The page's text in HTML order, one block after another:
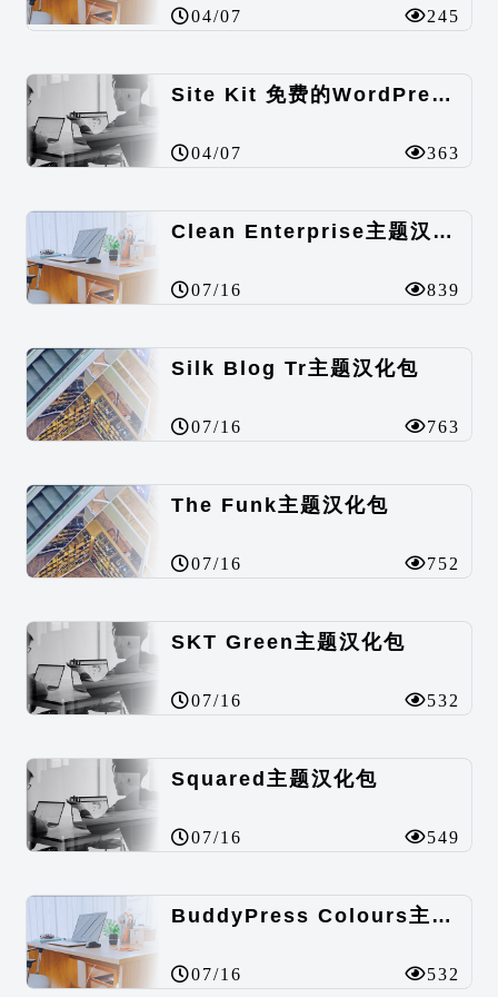
04/07 245
Site Kit 免费的WordPress数据统计插件
04/07 363
Clean Enterprise主题汉化包
07/16 839
Silk Blog Tr主题汉化包
07/16 763
The Funk主题汉化包
07/16 752
SKT Green主题汉化包
07/16 532
Squared主题汉化包
07/16 549
BuddyPress Colours主题汉化包
07/16 532